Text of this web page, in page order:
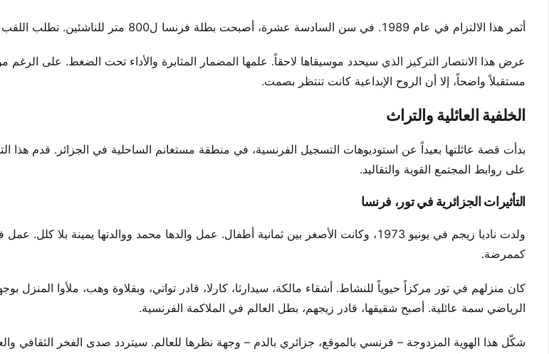
أثمر هذا الالتزام في عام 1989. في سن السادسة عشرة، أصبحت بطلة فرنسا ل800 متر للناشئين. تطلب اللقب سرعة وتحمل هائلين.
عرض هذا الانتصار التركيز الذي سيحدد موسيقاها لاحقاً. علمها المضمار المثابرة والأداء تحت الضغط. على
مستقبلاً واضحاً، إلا أن الروح الإبداعية كانت تنتظر بصمت.
الخلفية العائلية والتراث
بدأت قصة عائلتها بعيداً عن استوديوهات التسجيل الفرنسية، في منطقة مستغانم الساحلية في الجزائر. قدم هذا
على روابط المجتمع القوية والتقاليد.
التأثيرات الجزائرية في تور، فرنسا
ولدت ناديا زيجم في يونيو 1973، وكانت الأصغر بين ثمانية أطفال. عمل والدها محمد ووالدتها يمينة بلا
كممرضة.
كان منزلهم في تور مركزاً حيوياً للنشاط. أشقاء مالكة، سيدارثا، كارلا، قادر تواتي، وبقلاوة وهب، ملأوا المنزل
الرياضي سمة عائلية. أصبح شقيقها، قادر زيجهم، بطل العالم في الملاكمة الفرنسية.
شكّل هذا الهوية المزدوجة – فرنسي بالموقع، جزائري بالدم – وجهة نظرها للعالم. سيتردد صدى الفخر الثقافي